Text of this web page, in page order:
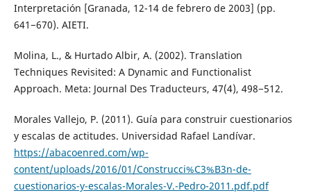
Interpretación [Granada, 12-14 de febrero de 2003] (pp.
641−670). AIETI.
Molina, L., & Hurtado Albir, A. (2002). Translation
Techniques Revisited: A Dynamic and Functionalist
Approach. Meta: Journal Des Traducteurs, 47(4), 498−512.
Morales Vallejo, P. (2011). Guía para construir cuestionarios
y escalas de actitudes. Universidad Rafael Landívar.
https://abacoenred.com/wp-
content/uploads/2016/01/Construcci%C3%B3n-de-
cuestionarios-y-escalas-Morales-V.-Pedro-2011.pdf.pdf